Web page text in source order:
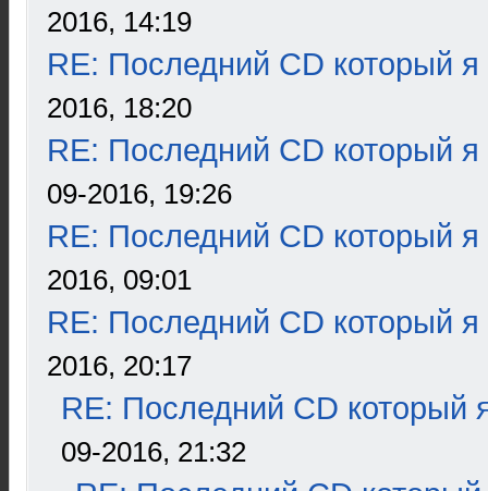
2016, 14:19
RE: Последний CD который я
2016, 18:20
RE: Последний CD который я
09-2016, 19:26
RE: Последний CD который я
2016, 09:01
RE: Последний CD который я
2016, 20:17
RE: Последний CD который
09-2016, 21:32